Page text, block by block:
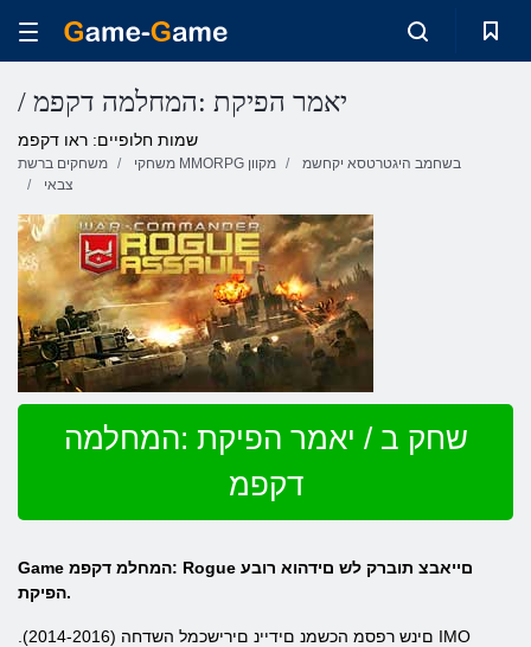
/ יאמר הפיקת :המחלמה דקפמ
שמות חלופיים: ראו דקפמ
משחקים ברשת משחקי MMORPG מקוון
בשחמב היגטרטסא יקחשמ
צבאי
שחק ב / יאמר הפיקת :המחלמה
דקפמ
Game המחלמ דקפמ: Rogue םייאבצ תוברק לש םידהוא רובע
הפיקת.
.(2014-2016) םינש רפסמ הכשמנ םידיינ םירישכמל השדחה IMO